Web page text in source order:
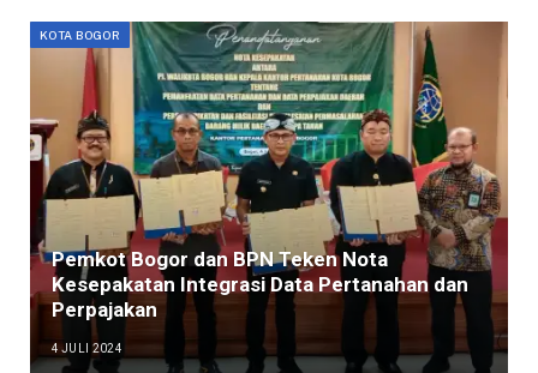
KOTA BOGOR
Pemkot Bogor dan BPN Teken Nota
Kesepakatan Integrasi Data Pertanahan dan
Perpajakan
4 JULI 2024